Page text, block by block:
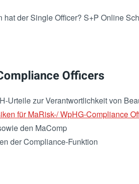
der Single Officer? S+P Online
Officers
Urteile zur Verantwortlichkeit von
für MaRisk-/ WpHG-Compliance
den MaComp
der Compliance-Funktion